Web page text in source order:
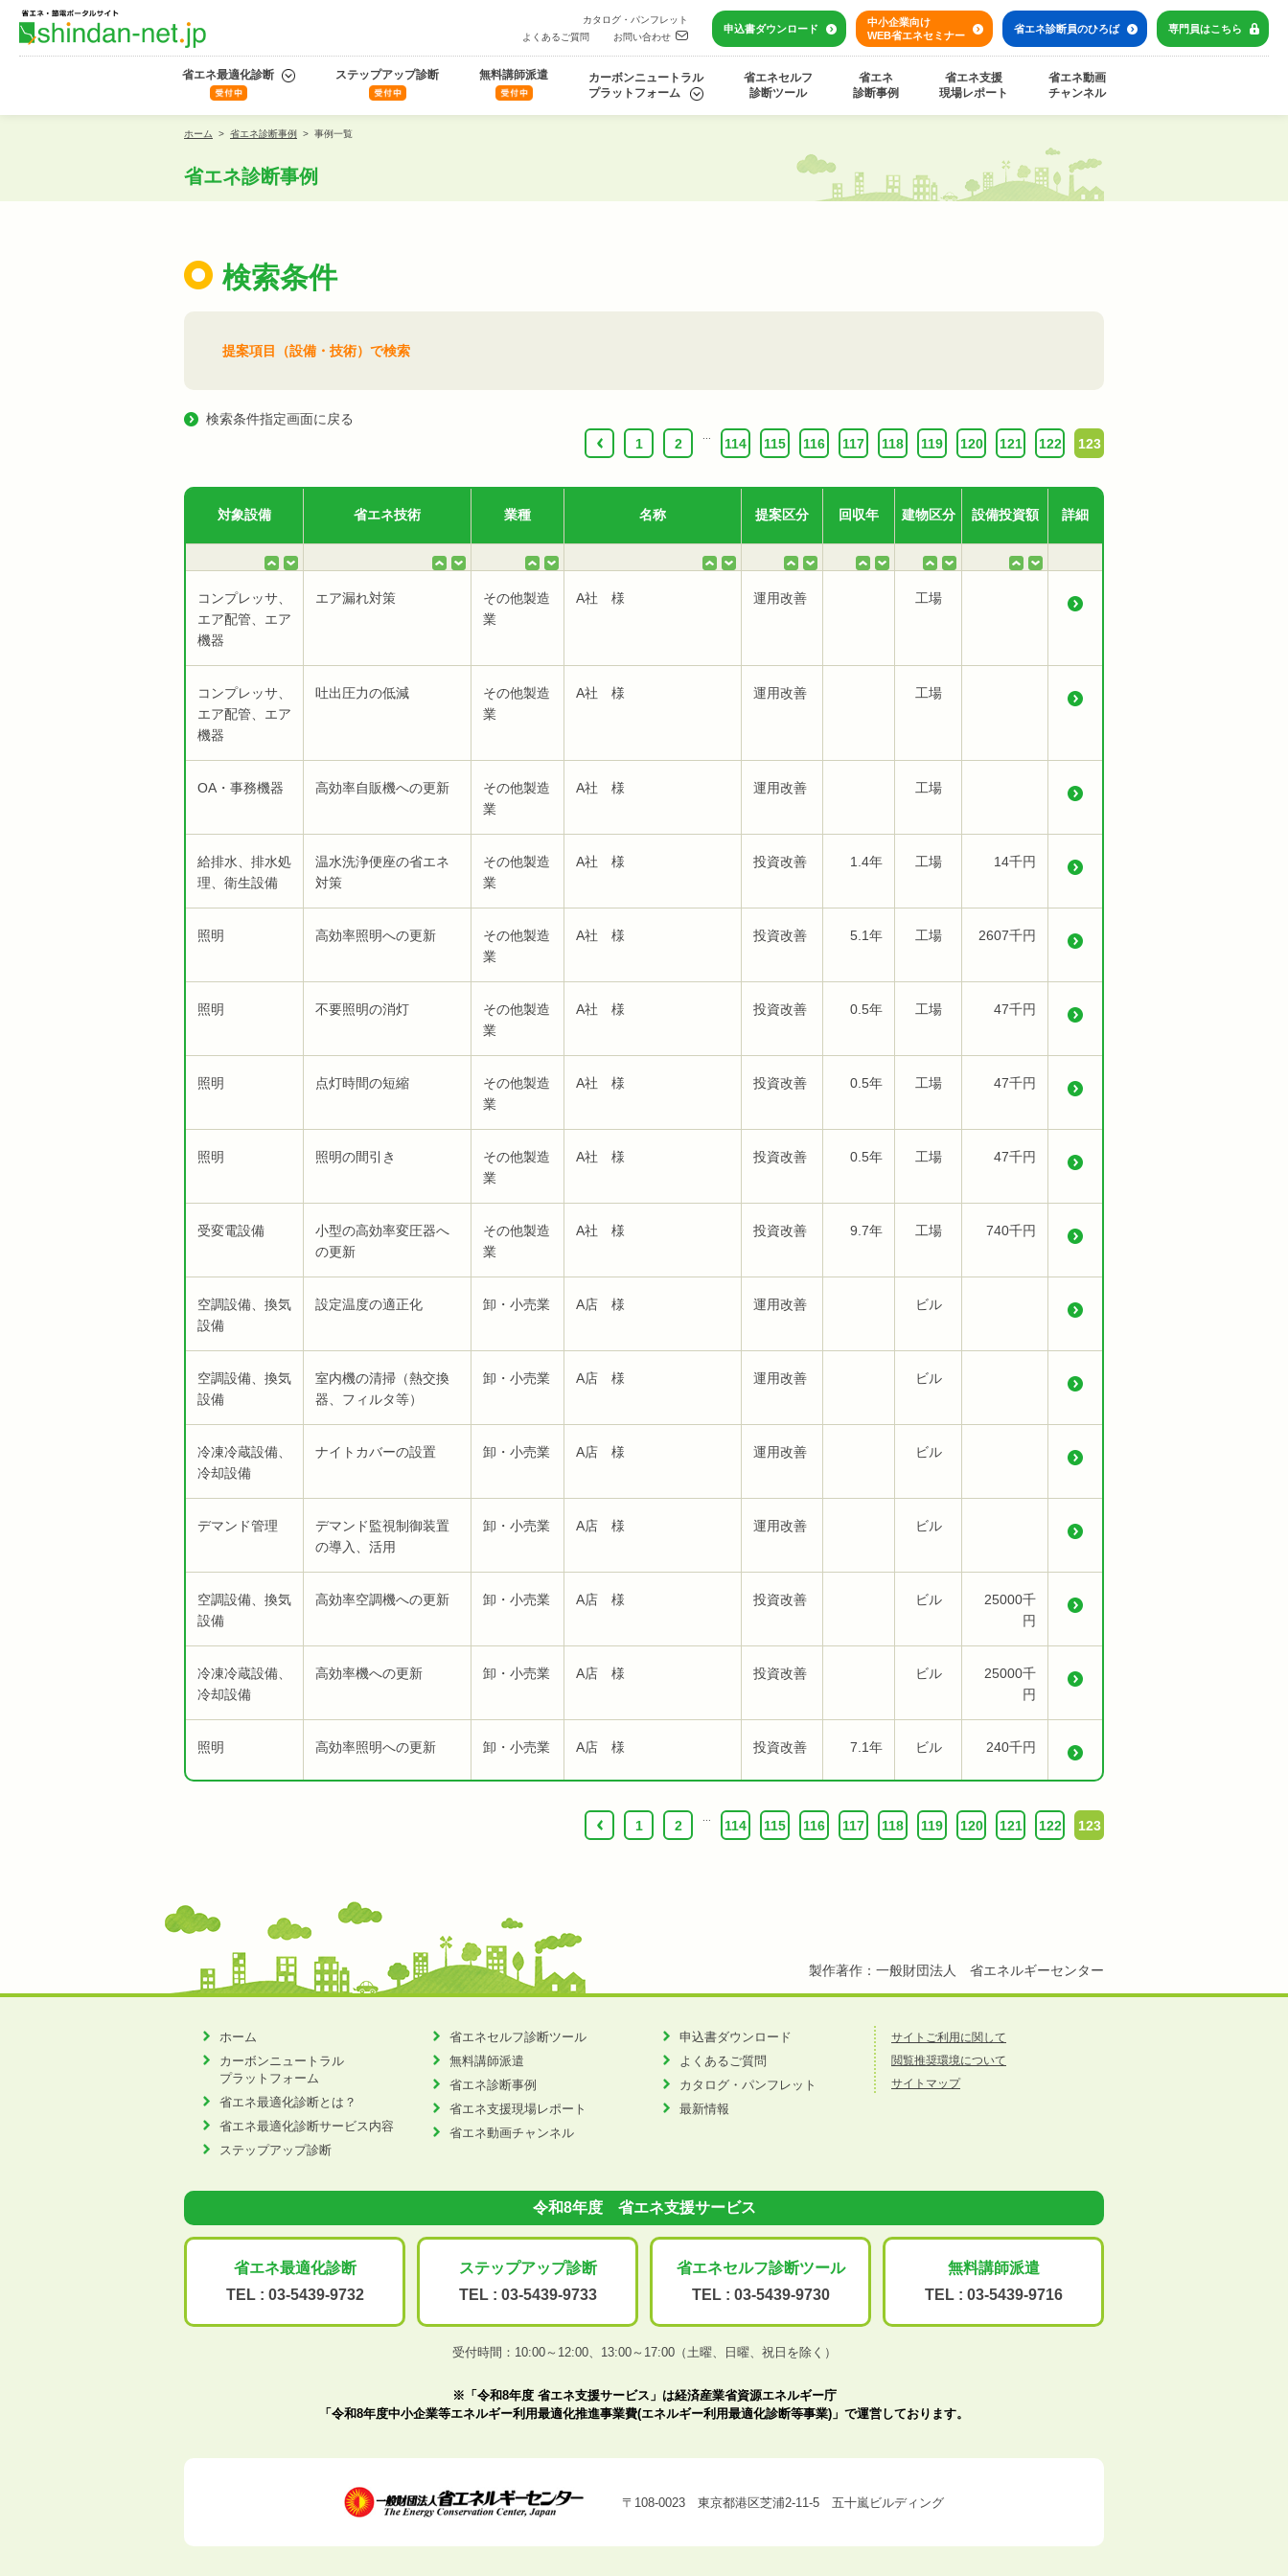
カタログ・パンフレット
よくあるご質問
お問い合わせ
申込書ダウンロード
中小企業向け
WEB省エネセミナー
省エネ診断員のひろば 専門員はこちら
省エネ最適化診断 ステップアップ診断 無料講師派遣
カーボンニュートラル
プラットフォーム
省エネセルフ
診断ツール
省エネ
診断事例
省エネ支援
現場レポート
省エネ動画
チャンネル
ホーム > 省エネ診断事例 > 事例一覧
省エネ診断事例
検索条件
提案項目（設備・技術）で検索
検索条件指定画面に戻る
‹
1 2 114 115 116 117 118 119 120 121 122 123
対象設備 省エネ技術 業種 名称 提案区分 回収年 建物区分 設備投資額 詳細
コンプレッサ、
エア配管、エア
機器
エア漏れ対策
その他製造
業
A社 様 運用改善 工場
コンプレッサ、
エア配管、エア
機器
吐出圧力の低減
その他製造
業
A社 様 運用改善 工場
OA・事務機器 高効率自販機への更新
その他製造
業
A社 様 運用改善 工場
給排水、排水処
理、衛生設備
温水洗浄便座の省エネ
対策
その他製造
業
A社 様 投資改善 1.4年 工場 14千円
照明 高効率照明への更新
その他製造
業
A社 様 投資改善 5.1年 工場 2607千円
照明 不要照明の消灯
その他製造
業
A社 様 投資改善 0.5年 工場 47千円
照明 点灯時間の短縮
その他製造
業
A社 様 投資改善 0.5年 工場 47千円
照明 照明の間引き
その他製造
業
A社 様 投資改善 0.5年 工場 47千円
受変電設備
小型の高効率変圧器へ
の更新
その他製造
業
A社 様 投資改善 9.7年 工場 740千円
空調設備、換気
設備
設定温度の適正化 卸・小売業 A店 様 運用改善 ビル
空調設備、換気
設備
室内機の清掃（熱交換
器、フィルタ等）
卸・小売業 A店 様 運用改善 ビル
冷凍冷蔵設備、
冷却設備
ナイトカバーの設置 卸・小売業 A店 様 運用改善 ビル
デマンド管理
デマンド監視制御装置
の導入、活用
卸・小売業 A店 様 運用改善 ビル
空調設備、換気
設備
高効率空調機への更新 卸・小売業 A店 様 投資改善 ビル
25000千
円
冷凍冷蔵設備、
冷却設備
高効率機への更新 卸・小売業 A店 様 投資改善 ビル
25000千
円
照明 高効率照明への更新 卸・小売業 A店 様 投資改善 7.1年 ビル 240千円
‹ 1 2 114 115 116 117 118 119 120 121 122 123
製作著作：一般財団法人 省エネルギーセンター
ホーム
カーボンニュートラル
プラットフォーム
省エネ最適化診断とは？
省エネ最適化診断サービス内容
ステップアップ診断
省エネセルフ診断ツール
無料講師派遣
省エネ診断事例
省エネ支援現場レポート
省エネ動画チャンネル
申込書ダウンロード
よくあるご質問
カタログ・パンフレット
最新情報
サイトご利用に関して
閲覧推奨環境について
サイトマップ
令和8年度 省エネ支援サービス
省エネ最適化診断
TEL : 03-5439-9732
ステップアップ診断
TEL : 03-5439-9733
省エネセルフ診断ツール
TEL : 03-5439-9730
無料講師派遣
TEL : 03-5439-9716
受付時間：10:00～12:00、 13:00～17:00（土曜、日曜、祝日を除く）
※「令和8年度 省エネ支援サービス」は経済産業省資源エネルギー庁
「令和8年度中小企業等エネルギー利用最適化推進事業費(エネルギー利用最適化診断等事業)」で運営しております。
〒108-0023 東京都港区芝浦2-11-5 五十嵐ビルディング